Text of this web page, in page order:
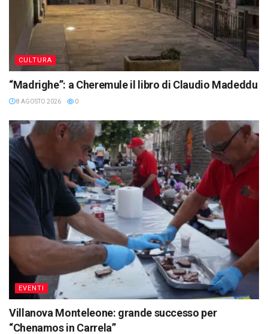
CULTURA
“Madrighe”: a Cheremule il libro di Claudio Madeddu
8 AGOSTO 2026 0
EVENTI
Villanova Monteleone: grande successo per
“Chenamos in Carrela”